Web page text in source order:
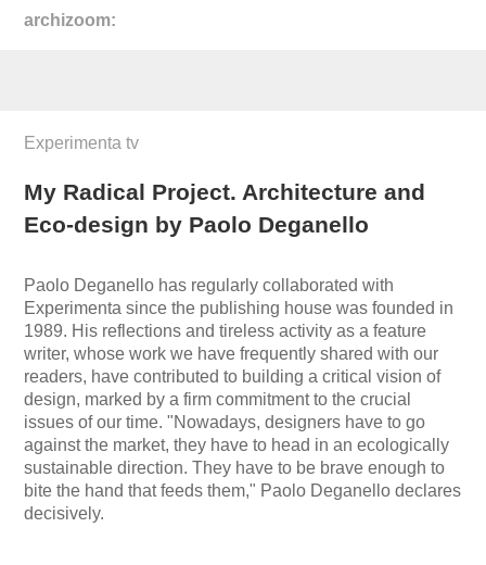
archizoom
Experimenta tv
My Radical Project. Architecture and
Eco-design by Paolo Deganello
Paolo Deganello has regularly collaborated with
Experimenta since the publishing house was founded in
1989. His reflections and tireless activity as a feature
writer, whose work we have frequently shared with our
readers, have contributed to building a critical vision of
design, marked by a firm commitment to the crucial
issues of our time. "Nowadays, designers have to go
against the market, they have to head in an ecologically
sustainable direction. They have to be brave enough to
bite the hand that feeds them," Paolo Deganello declares
decisively.